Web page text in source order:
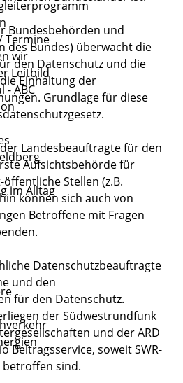
Termine
wir
Leitbild
- ABC
im Alltag
Bundesbehörden und
des Bundes) überwacht die
den Datenschutz und die
Einhaltung der
Grundlage für diese
Landesbeauftragte für den
Aufsichtsbehörde für
Stellen (z.B.
können sich auch von
Betroffene mit Fragen
Datenschutzbeauftragte
und den
für den Datenschutz.
der Südwestrundfunk
und der ARD
Beitragsservice, soweit SWR-
sind.